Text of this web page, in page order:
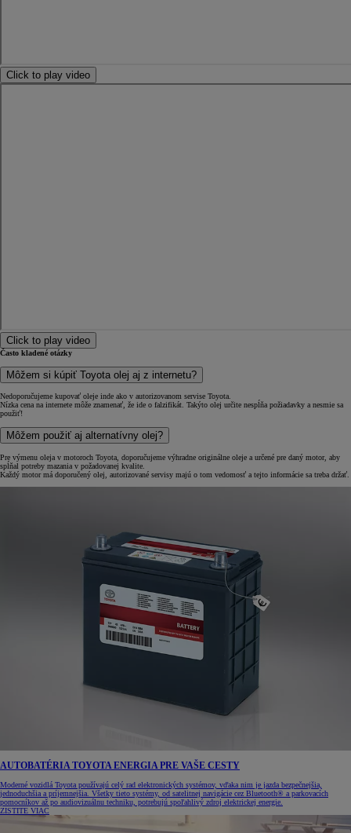
Click to play video
Click to play video
Často kladené otázky
Môžem si kúpiť Toyota olej aj z internetu?
Nedoporučujeme kupovať oleje inde ako v autorizovanom servise Toyota.
Nízka cena na internete môže znamenať, že ide o falzifikát. Takýto olej určite nespĺňa požiadavky a nesmie sa
použiť!
Môžem použiť aj alternatívny olej?
Pre výmenu oleja v motoroch Toyota, doporučujeme výhradne originálne oleje a určené pre daný motor, aby
spĺňal potreby mazania v požadovanej kvalite.
Každý motor má doporučený olej, autorizované servisy majú o tom vedomosť a tejto informácie sa treba držať.
AUTOBATÉRIA TOYOTA ENERGIA PRE VAŠE CESTY
Moderné vozidlá Toyota používajú celý rad elektronických systémov, vďaka nim je jazda bezpečnejšia,
jednoduchšia a príjemnejšia. Všetky tieto systémy, od satelitnej navigácie cez Bluetooth® a parkovacích
pomocníkov až po audiovizuálnu techniku, potrebujú spoľahlivý zdroj elektrickej energie.
ZISTITE VIAC